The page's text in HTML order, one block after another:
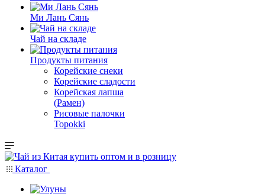
Ми Лань Сянь
Чай на складе
Продукты питания
Корейские снеки
Корейские сладости
Корейская лапша
(Рамен)
Рисовые палочки
Topokki
Каталог